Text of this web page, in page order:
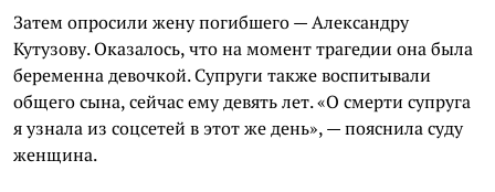
Затем опросили жену погибшего — Александру
Кутузову. Оказалось, что на момент трагедии она была
беременна девочкой. Супруги также воспитывали
общего сына, сейчас ему девять лет. «О смерти супруга
я узнала из соцсетей в этот же день», — пояснила суду
женщина.